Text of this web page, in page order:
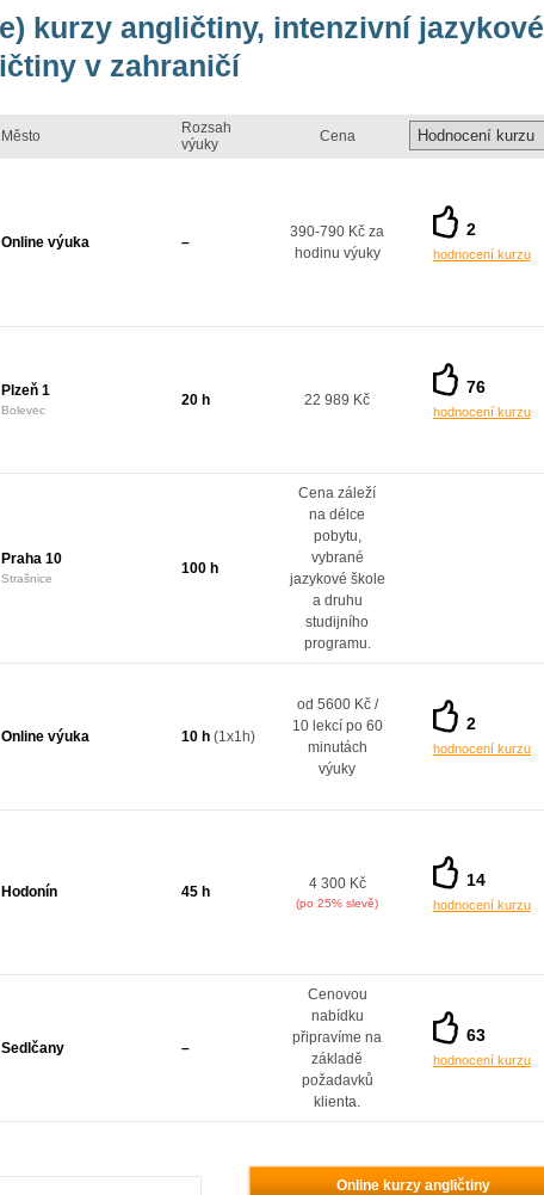
kurzy angličtiny, intenzivní jazykové
v zahraničí
Město
Rozsah
výuky
Cena
Online výuka –
390-790 Kč za
hodinu výuky
2
hodnocení kurzu
Plzeň 1
Bolevec
20 h 22 989 Kč
76
hodnocení kurzu
Praha 10
Strašnice
100 h
Cena záleží
na délce
pobytu,
vybrané
jazykové škole
a druhu
studijního
programu.
Online výuka 10 h (1x1h)
od 5600 Kč /
10 lekcí po 60
minutách
výuky
2
hodnocení kurzu
Hodonín 45 h 4 300 Kč
(po 25% slevě)
14
hodnocení kurzu
Sedlčany –
Cenovou
nabídku
připravíme na
základě
požadavků
klienta.
63
hodnocení kurzu
Online kurzy angličtiny